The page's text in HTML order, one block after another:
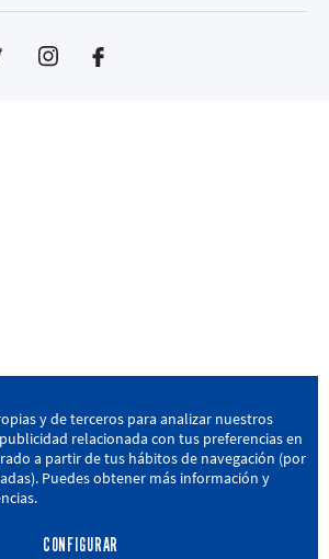
48340 Amorebieta, Bizkaia
y de terceros para analizar nuestros
relacionada con tus preferencias en
a partir de tus hábitos de navegación (por
Puedes obtener más información y
CONFIGURAR